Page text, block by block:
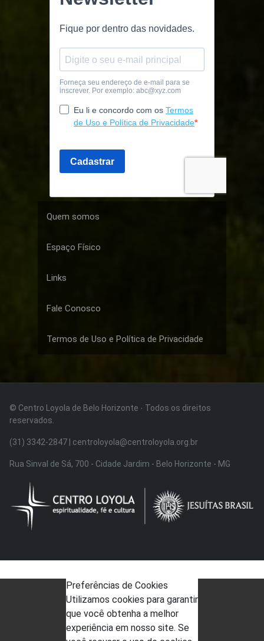
Quem somos
Espaço Físico
Links
Fale Conosco
Termos de Uso e Política de Privacidade
© Centro Loyola de Belo Horizonte · Todos os direitos
reservados.
(31) 3342-2847 | centroloyola@centroloyola.org.br
Rua Sinval de Sá, 700 - Cidade Jardim - Belo Horizonte - MG
Preferências de Cookies
Utilizamos cookies para garantir
que você obtenha a melhor
experiência em nosso site. Se